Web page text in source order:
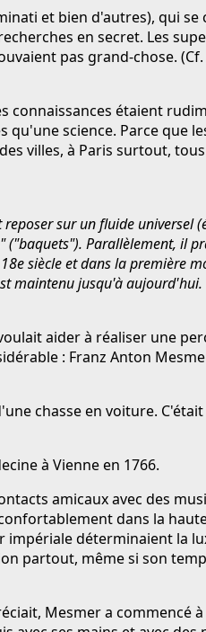
et bien d'autres), qui se
en secret. Les
pas grand-chose. (Cf.
connaissances étaient
science. Parce que
villes, à Paris surtout,
sur un fluide universel
("baquets"). Parallèlement, il
siècle et dans la première
maintenu jusqu'à aujourd'hui.
aider à réaliser une
: Franz Anton
chasse en voiture.
à Vienne en 1766.
amicaux avec des
dans la
impériale déterminaient la
partout, même si son
Mesmer a commencé